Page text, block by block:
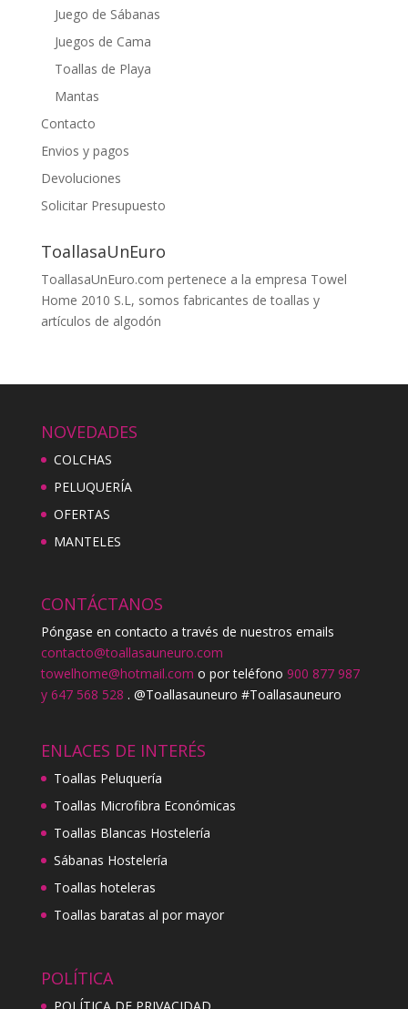
Juego de Sábanas
Juegos de Cama
Toallas de Playa
Mantas
Contacto
Envios y pagos
Devoluciones
Solicitar Presupuesto
ToallasaUnEuro
ToallasaUnEuro.com pertenece a la empresa Towel
Home 2010 S.L, somos fabricantes de toallas y
artículos de algodón
NOVEDADES
COLCHAS
PELUQUERÍA
OFERTAS
MANTELES
CONTÁCTANOS
Póngase en contacto a través de nuestros emails
contacto@toallasauneuro.com
towelhome@hotmail.com o por teléfono 900 877 987
y 647 568 528 . @Toallasauneuro #Toallasauneuro
ENLACES DE INTERÉS
Toallas Peluquería
Toallas Microfibra Económicas
Toallas Blancas Hostelería
Sábanas Hostelería
Toallas hoteleras
Toallas baratas al por mayor
POLÍTICA
POLÍTICA DE PRIVACIDAD